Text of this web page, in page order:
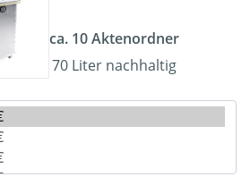
ca. 10 Aktenordner
70 Liter nachhaltig